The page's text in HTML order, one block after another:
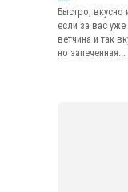
Быстро, вкусно
если за вас
ветчина и так
но запеченная...